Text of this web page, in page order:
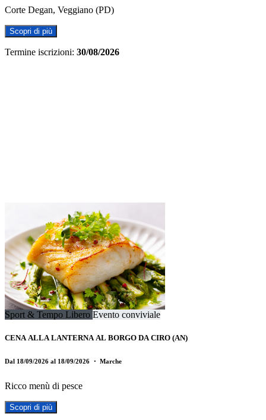
Corte Degan, Veggiano (PD)
Scopri di più
Termine iscrizioni: 30/08/2026
Sport & Tempo Libero Evento conviviale
CENA ALLA LANTERNA AL BORGO DA CIRO (AN)
Dal 18/09/2026 al 18/09/2026 ・ Marche
Ricco menù di pesce
Scopri di più